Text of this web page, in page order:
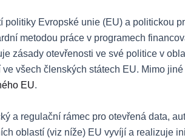
Evropské unie (EU) a politickou
metodou práce v programech
zásady otevřenosti ve své politice v
všech členských státech EU. Mimo
EU.
a regulační rámec pro otevřená data,
oblastí (viz níže) EU vyvíjí a realizuje